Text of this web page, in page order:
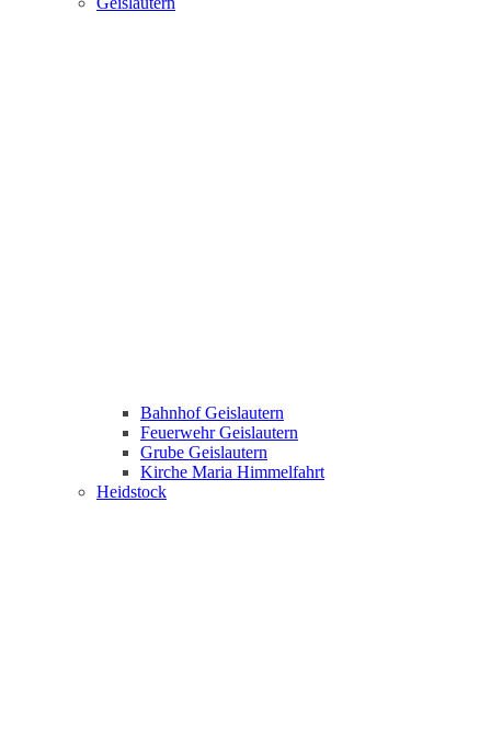
Bahnhof Geislautern
Feuerwehr Geislautern
Grube Geislautern
Kirche Maria Himmelfahrt
Heidstock